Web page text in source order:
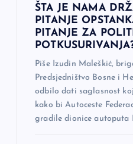
ŠTA JE NAMA
PITANJE
PITANJE ZA
Piše Izudin Maleškić,
Predsjedništvo Bosne i
odbilo dati saglasnost
kako bi Autoceste
gradile dionice autoputa